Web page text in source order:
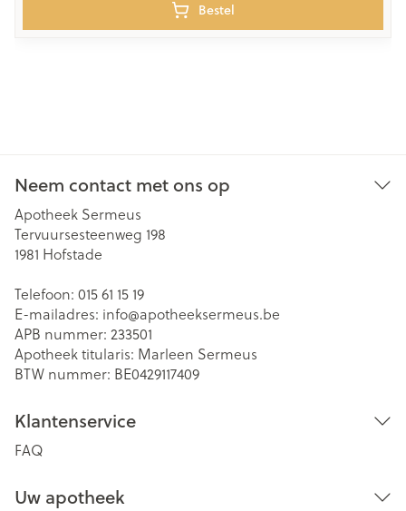
Bestel
Neem contact met ons op
Apotheek Sermeus
Tervuursesteenweg 198
1981 Hofstade
Telefoon: 015 61 15 19
E-mailadres: info@apotheeksermeus.be
APB nummer: 233501
Apotheek titularis: Marleen Sermeus
BTW nummer: BE0429117409
Klantenservice
FAQ
Uw apotheek